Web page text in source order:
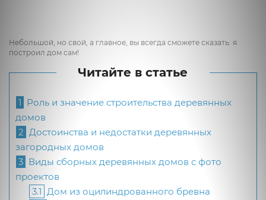
Небольшой, но свой, а главное, вы всегда сможете сказать: я
построил дом сам!
Читайте в статье
1 Роль и значение строительства деревянных
домов
2 Достоинства и недостатки деревянных
загородных домов
3 Виды сборных деревянных домов с фото
проектов
3.1 Дом из оцилиндрованного бревна